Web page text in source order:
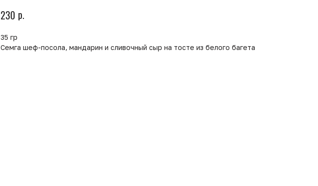
230 р.
35 гр
Семга шеф-посола, мандарин и сливочный сыр на тосте из белого багета